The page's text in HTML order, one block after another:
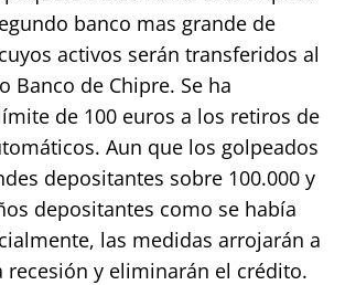
banco mas grande de
activos serán transferidos al
Banco de Chipre. Se ha
de 100 euros a los retiros de
Aun que los golpeados
depositantes sobre 100.000 y
depositantes como se había
las medidas arrojarán a
recesión y eliminarán el crédito.